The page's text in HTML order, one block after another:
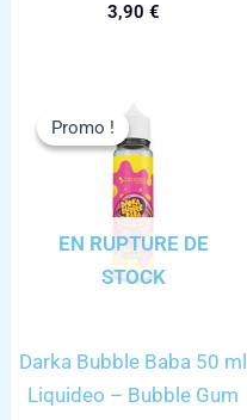
3,90 €
Promo !
EN RUPTURE DE
STOCK
Promo !
Darka Bubble Baba 50 ml
Liquideo – Bubble Gum